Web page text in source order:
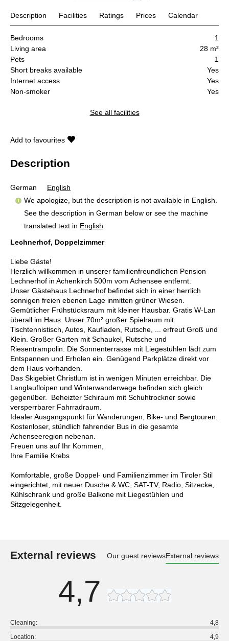
Description Facilities Ratings Prices Calendar
Bedrooms
1
Living area
28 m²
Pets
1
Short breaks available
Yes
Internet access
Yes
Non-smoker
Yes
See all facilities
Add to favourites
Description
German
English
We apologize, but the description is not available in English.
See the description in German below or see the machine
translated text in English
Lechnerhof, Doppelzimmer
Liebe Gäste!
Herzlich willkommen in unserer familienfreundlichen Pension
Lechnerhof in Achenkirch 500m vom Achensee entfernt.
Unser Gästehaus Lechnerhof befindet sich in einer herrlich
sonnigen freien ebenen Lage inmitten grüner Wiesen.
Gemütlicher Frühstücksraum mit kleiner Hausbar. Gratis W-Lan
überall im Haus. Unser 70m² großer Spielraum mit
Tischtennistisch, Autos, Kaufladen, Rutsche, ... erfreut Groß und
Klein. Großer Garten mit Schaukel, Rutsche und
Riesentrampolin. Die Sonnenterrasse mit Liegestühlen lädt zum
Entspannen und Erholen ein. Genügend Parkplätze direkt vor
dem Haus vorhanden.
Das Skigebiet Christlum ist in wenigen Minuten erreichbar. Die
Langlaufloipen und Winterwanderwege befinden sich gleich
gegenüber. Beheizter Schiraum mit Schuhtrockner sowie
versperrbarer Fahrradraum.
Idealer Ausgangspunkt für Wanderungen, Bike- und Bergtouren.
Kostenloser, stündlich fahrender Bus in die gesamte
Achenseeregion nebenan.
Freuen uns auf Ihr Kommen,
Ihre Familie Krebs
Komfortable, große Doppel- und Familienzimmer im Tiroler Stil
eingerichtet, mit neuer Dusche & WC, SAT-TV, Radio, Sitzecke,
Kühlschrank und große Balkone mit Liegestühlen und
Sitzgelegenheit.
External reviews Our guest reviewsExternal reviews
4,7
Cleaning:
4,8
Location:
4,9